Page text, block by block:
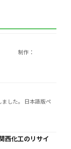
した。 日本語版ペ
西化工のリサイ